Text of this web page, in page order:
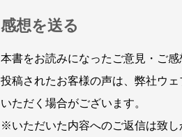
感想を送る
本書をお読みになったご意見・ご
投稿されたお客様の声は、弊社ウ
いただく場合がございます。
※いただいた内容へのご返信は致